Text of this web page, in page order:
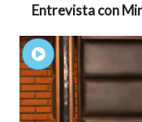
Entrevista con